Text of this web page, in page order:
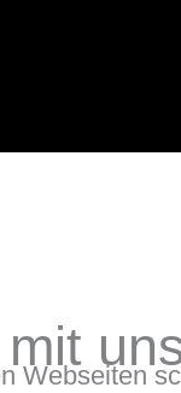
Webseiten